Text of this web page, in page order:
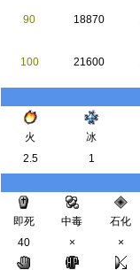
90 18870
100 21600
火
冰
2.5
1
即死 中毒
石化
40
× ×